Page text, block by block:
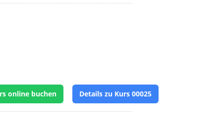
online buchen Details zu Kurs 00025